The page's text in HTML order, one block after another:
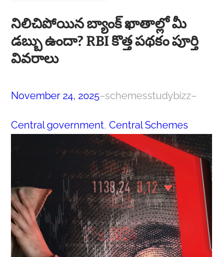
నిలిచిపోయిన బ్యాంక్ ఖాతాల్లో మీ
డబ్బు ఉందా? RBI కొత్త పథకం పూర్తి
వివరాలు
November 24, 2025–schemesstudybizz–
Central government, Central Schemes